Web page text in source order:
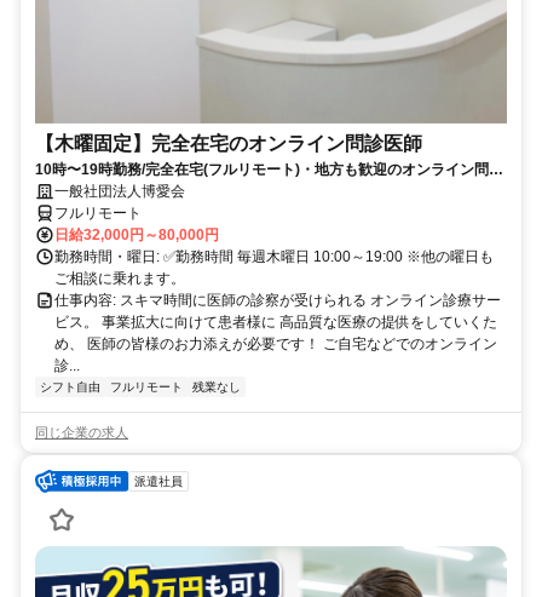
【木曜固定】完全在宅のオンライン問診医師
10時〜19時勤務/完全在宅(フルリモート)・地方も歓迎のオンライン問診
業務一般社団法人博愛会
フルリモート
日給32,000円～80,000円
勤務時間・曜日: ✅勤務時間 毎週木曜日 10:00～19:00 ※他の曜日も
ご相談に乗れます。
仕事内容: スキマ時間に医師の診察が受けられる オンライン診療サー
ビス。 事業拡大に向けて患者様に 高品質な医療の提供をしていくた
め、 医師の皆様のお力添えが必要です！ ご自宅などでのオンライン
診...
シフト自由 フルリモート 残業なし
同じ企業の求人
派遣社員